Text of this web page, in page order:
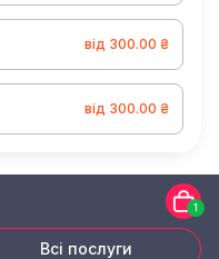
від 300.00 ₴
від 300.00 ₴
1
Всі послуги